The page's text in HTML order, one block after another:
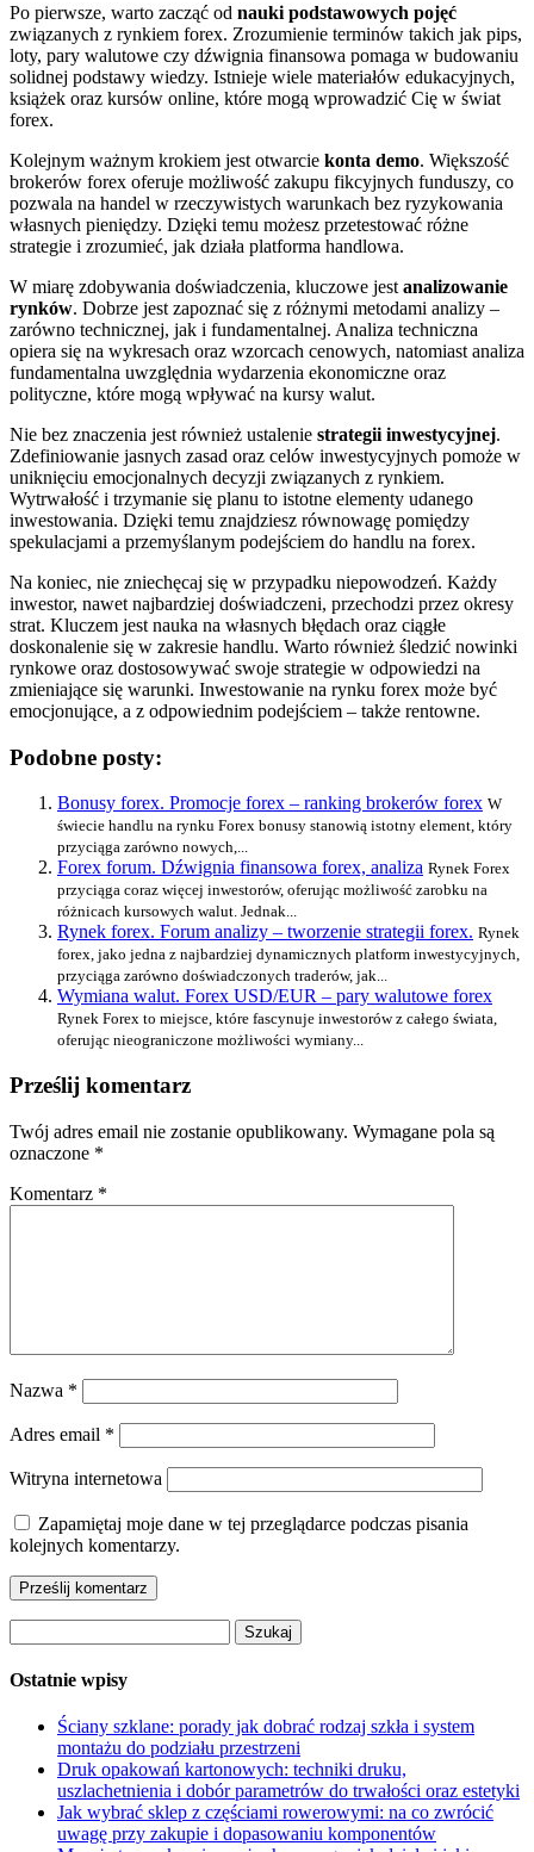
Po pierwsze, warto zacząć od nauki podstawowych pojęć
związanych z rynkiem forex. Zrozumienie terminów takich jak pips,
loty, pary walutowe czy dźwignia finansowa pomaga w budowaniu
solidnej podstawy wiedzy. Istnieje wiele materiałów edukacyjnych,
książek oraz kursów online, które mogą wprowadzić Cię w świat
forex.
Kolejnym ważnym krokiem jest otwarcie konta demo. Większość
brokerów forex oferuje możliwość zakupu fikcyjnych funduszy, co
pozwala na handel w rzeczywistych warunkach bez ryzykowania
własnych pieniędzy. Dzięki temu możesz przetestować różne
strategie i zrozumieć, jak działa platforma handlowa.
W miarę zdobywania doświadczenia, kluczowe jest analizowanie
rynków. Dobrze jest zapoznać się z różnymi metodami analizy –
zarówno technicznej, jak i fundamentalnej. Analiza techniczna
opiera się na wykresach oraz wzorcach cenowych, natomiast analiza
fundamentalna uwzględnia wydarzenia ekonomiczne oraz
polityczne, które mogą wpływać na kursy walut.
Nie bez znaczenia jest również ustalenie strategii inwestycyjnej.
Zdefiniowanie jasnych zasad oraz celów inwestycyjnych pomoże w
uniknięciu emocjonalnych decyzji związanych z rynkiem.
Wytrwałość i trzymanie się planu to istotne elementy udanego
inwestowania. Dzięki temu znajdziesz równowagę pomiędzy
spekulacjami a przemyślanym podejściem do handlu na forex.
Na koniec, nie zniechęcaj się w przypadku niepowodzeń. Każdy
inwestor, nawet najbardziej doświadczeni, przechodzi przez okresy
strat. Kluczem jest nauka na własnych błędach oraz ciągłe
doskonalenie się w zakresie handlu. Warto również śledzić nowinki
rynkowe oraz dostosowywać swoje strategie w odpowiedzi na
zmieniające się warunki. Inwestowanie na rynku forex może być
emocjonujące, a z odpowiednim podejściem – także rentowne.
Podobne posty:
Bonusy forex. Promocje forex – ranking brokerów forex W
świecie handlu na rynku Forex bonusy stanowią istotny element, który
przyciąga zarówno nowych,...
Forex forum. Dźwignia finansowa forex, analiza Rynek Forex
przyciąga coraz więcej inwestorów, oferując możliwość zarobku na
różnicach kursowych walut. Jednak...
Rynek forex. Forum analizy – tworzenie strategii forex. Rynek
forex, jako jedna z najbardziej dynamicznych platform inwestycyjnych,
przyciąga zarówno doświadczonych traderów, jak...
Wymiana walut. Forex USD/EUR – pary walutowe forex
Rynek Forex to miejsce, które fascynuje inwestorów z całego świata,
oferując nieograniczone możliwości wymiany...
Prześlij komentarz
Twój adres email nie zostanie opublikowany. Wymagane pola są
oznaczone *
Komentarz *
Nazwa *
Adres email *
Witryna internetowa
Zapamiętaj moje dane w tej przeglądarce podczas pisania
kolejnych komentarzy.
Ostatnie wpisy
Ściany szklane: porady jak dobrać rodzaj szkła i system
montażu do podziału przestrzeni
Druk opakowań kartonowych: techniki druku,
uszlachetnienia i dobór parametrów do trwałości oraz estetyki
Jak wybrać sklep z częściami rowerowymi: na co zwrócić
uwagę przy zakupie i dopasowaniu komponentów